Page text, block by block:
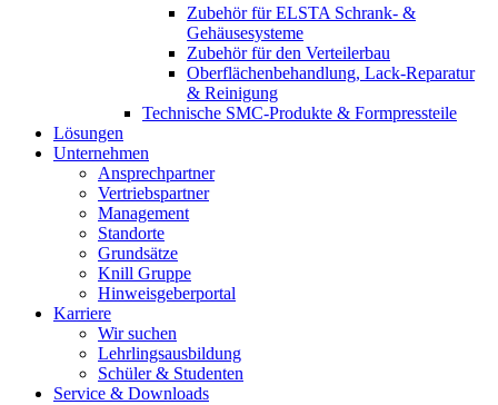
Zubehör für ELSTA Schrank- &
Gehäusesysteme
Zubehör für den Verteilerbau
Oberflächenbehandlung, Lack-Reparatur
& Reinigung
Technische SMC-Produkte & Formpressteile
Lösungen
Unternehmen
Ansprechpartner
Vertriebspartner
Management
Standorte
Grundsätze
Knill Gruppe
Hinweisgeberportal
Karriere
Wir suchen
Lehrlingsausbildung
Schüler & Studenten
Service & Downloads